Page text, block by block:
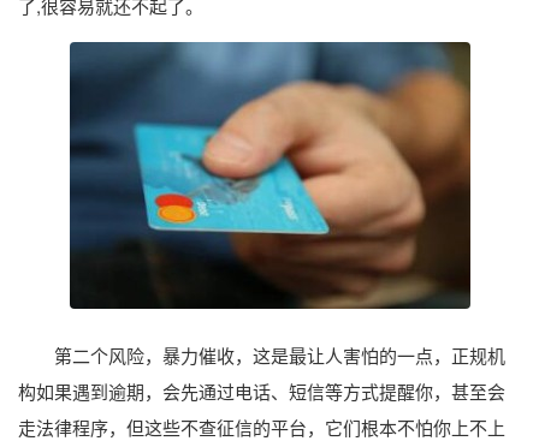
了,很容易就还不起了。
第二个风险，暴力催收，这是最让人害怕的一点，正规机
构如果遇到逾期，会先通过电话、短信等方式提醒你，甚至会
走法律程序，但这些不查征信的平台，它们根本不怕你上不上